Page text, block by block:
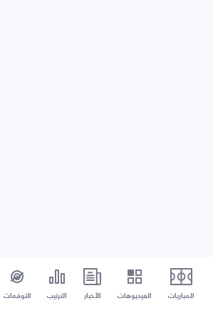
المباريات الفيديوهات الأخبار الترتيب التوقعات